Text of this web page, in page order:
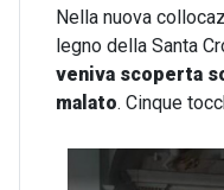
Nella nuova
legno della Santa
veniva scoperta
malato. Cinque